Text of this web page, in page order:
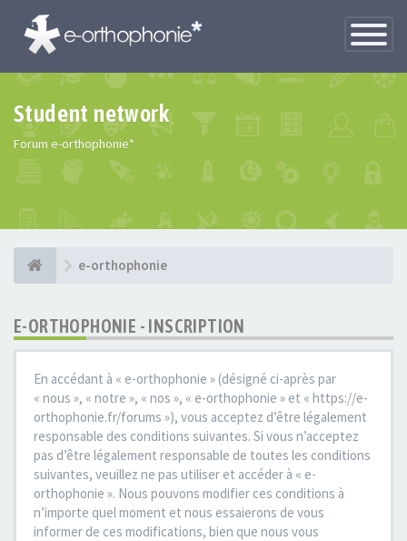
Toggle
Student network
Forum e-orthophonie*
e-orthophonie
E-ORTHOPHONIE - INSCRIPTION
En accédant à « e-orthophonie » (désigné ci-après par
« nous », « notre », « nos », « e-orthophonie » et « https://e-
orthophonie.fr/forums »), vous acceptez d’être légalement
responsable des conditions suivantes. Si vous n’acceptez
pas d’être légalement responsable de toutes les conditions
suivantes, veuillez ne pas utiliser et accéder à « e-
orthophonie ». Nous pouvons modifier ces conditions à
n’importe quel moment et nous essaierons de vous
informer de ces modifications, bien que nous vous